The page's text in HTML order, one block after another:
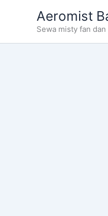
Aeromist
Sewa misty fan